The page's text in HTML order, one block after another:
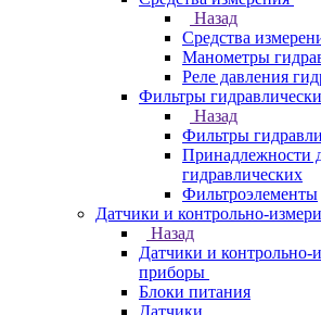
Назад
Средства
Манометры
Реле давления
Фильтры
Назад
Фильтры
Принадлежности
гидравлических
Фильтроэлементы
Датчики и контрольно-
Назад
Датчики и контрольно-
приборы
Блоки питания